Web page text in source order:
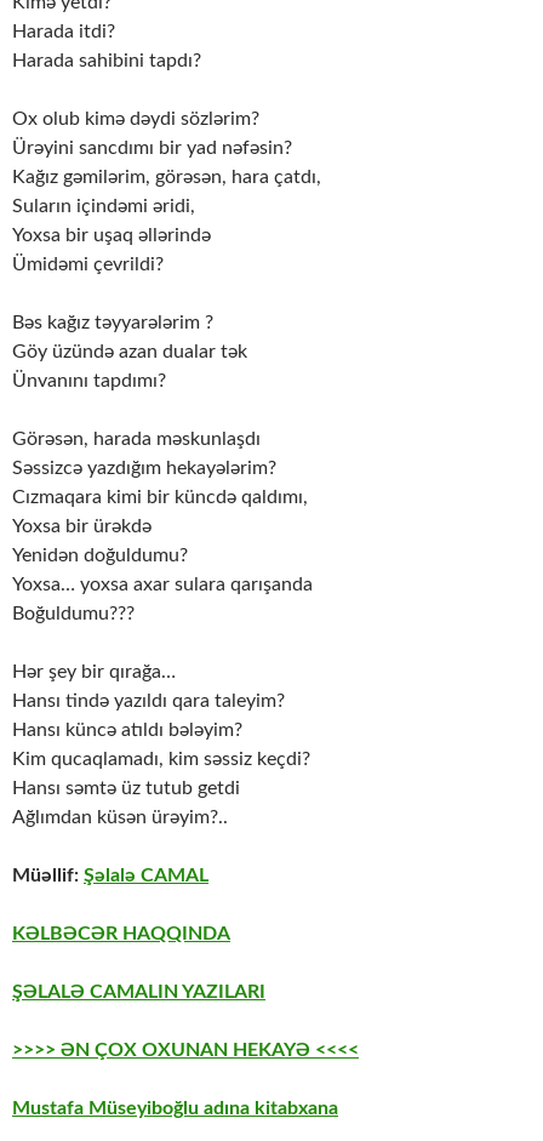
Harada itdi?
Harada sahibini tapdı?
Ox olub kimə dəydi sözlərim?
Ürəyini sancdımı bir yad nəfəsin?
Kağız gəmilərim, görəsən, hara çatdı,
Suların içindəmi əridi,
Yoxsa bir uşaq əllərində
Ümidəmi çevrildi?
Bəs kağız təyyarələrim ?
Göy üzündə azan dualar tək
Ünvanını tapdımı?
Görəsən, harada məskunlaşdı
Səssizcə yazdığım hekayələrim?
Cızmaqara kimi bir küncdə qaldımı,
Yoxsa bir ürəkdə
Yenidən doğuldumu?
Yoxsa… yoxsa axar sulara qarışanda
Boğuldumu???
Hər şey bir qırağa…
Hansı tində yazıldı qara taleyim?
Hansı küncə atıldı bələyim?
Kim qucaqlamadı, kim səssiz keçdi?
Hansı səmtə üz tutub getdi
Ağlımdan küsən ürəyim?..
Müəllif: Şəlalə CAMAL
KƏLBƏCƏR HAQQINDA
ŞƏLALƏ CAMALIN YAZILARI
>>>> ƏN ÇOX OXUNAN HEKAYƏ <<<<
Mustafa Müseyiboğlu adına kitabxana